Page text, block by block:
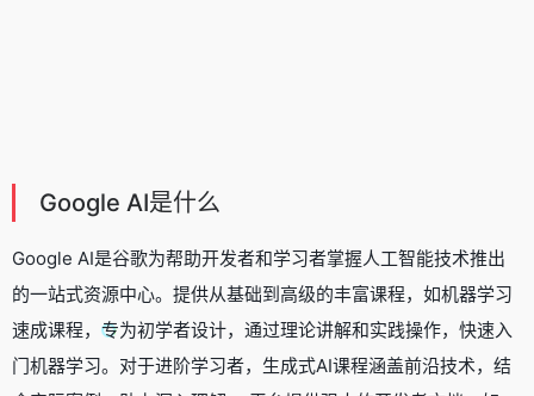
Google AI是什么
Google AI是谷歌为帮助开发者和学习者掌握人工智能技术推出
的一站式资源中心。提供从基础到高级的丰富课程，如机器学习
速成课程，专为初学者设计，通过理论讲解和实践操作，快速入
门机器学习。对于进阶学习者，生成式AI课程涵盖前沿技术，结